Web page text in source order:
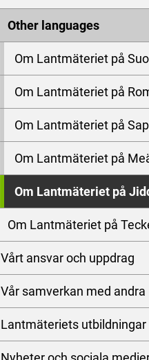
Other languages
Om Lantmäteriet på
Om Lantmäteriet på
Om Lantmäteriet på
Om Lantmäteriet på
Om Lantmäteriet på
Om Lantmäteriet på
Vårt ansvar och uppdrag
Vår samverkan med andra
Lantmäteriets utbildningar